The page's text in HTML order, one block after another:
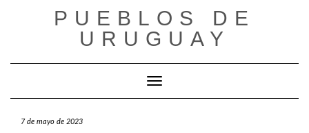
PUEBLOS DE
URUGUAY
Cambiar modo de navegación
7 de mayo de 2023